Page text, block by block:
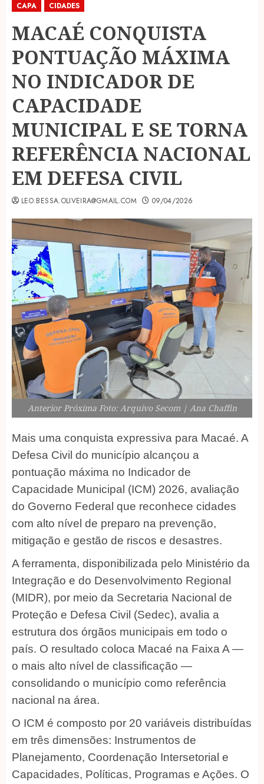
CAPA CIDADES
MACAÉ CONQUISTA
PONTUAÇÃO MÁXIMA
NO INDICADOR DE
CAPACIDADE
MUNICIPAL E SE TORNA
REFERÊNCIA NACIONAL
EM DEFESA CIVIL
LEO.BESSA.OLIVEIRA@GMAIL.COM 09/04/2026
Anterior Próxima Foto: Arquivo Secom | Ana Chaffin
Mais uma conquista expressiva para Macaé. A
Defesa Civil do município alcançou a
pontuação máxima no Indicador de
Capacidade Municipal (ICM) 2026, avaliação
do Governo Federal que reconhece cidades
com alto nível de preparo na prevenção,
mitigação e gestão de riscos e desastres.
A ferramenta, disponibilizada pelo Ministério da
Integração e do Desenvolvimento Regional
(MIDR), por meio da Secretaria Nacional de
Proteção e Defesa Civil (Sedec), avalia a
estrutura dos órgãos municipais em todo o
país. O resultado coloca Macaé na Faixa A —
o mais alto nível de classificação —
consolidando o município como referência
nacional na área.
O ICM é composto por 20 variáveis distribuídas
em três dimensões: Instrumentos de
Planejamento, Coordenação Intersetorial e
Capacidades, Políticas, Programas e Ações. O